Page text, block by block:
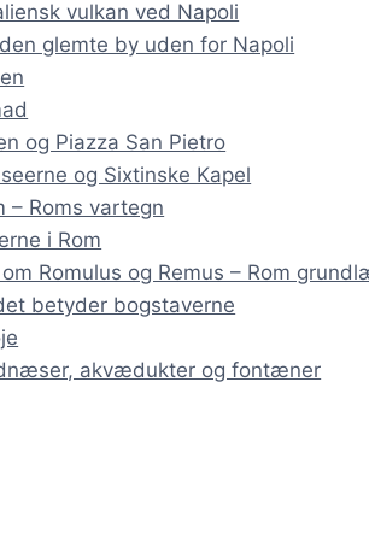
vulkan ved Napoli
glemte by uden for Napoli
og Piazza San Pietro
og Sixtinske Kapel
– Roms vartegn
i Rom
Romulus og Remus – Rom
betyder bogstaverne
akvædukter og fontæner